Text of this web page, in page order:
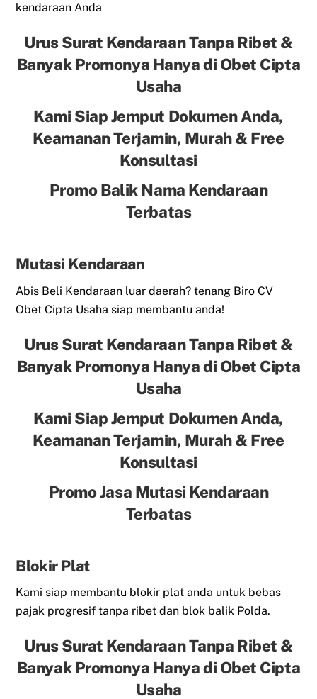
kendaraan Anda
Urus Surat Kendaraan Tanpa Ribet &
Banyak Promonya Hanya di Obet Cipta
Usaha
Kami Siap Jemput Dokumen Anda,
Keamanan Terjamin, Murah & Free
Konsultasi
Promo Balik Nama Kendaraan
Terbatas
Mutasi Kendaraan
Abis Beli Kendaraan luar daerah? tenang Biro CV
Obet Cipta Usaha siap membantu anda!
Urus Surat Kendaraan Tanpa Ribet &
Banyak Promonya Hanya di Obet Cipta
Usaha
Kami Siap Jemput Dokumen Anda,
Keamanan Terjamin, Murah & Free
Konsultasi
Promo Jasa Mutasi Kendaraan
Terbatas
Blokir Plat
Kami siap membantu blokir plat anda untuk bebas
pajak progresif tanpa ribet dan blok balik Polda.
Urus Surat Kendaraan Tanpa Ribet &
Banyak Promonya Hanya di Obet Cipta
Usaha